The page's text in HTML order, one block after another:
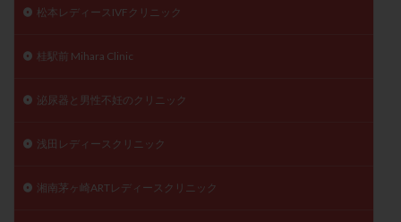
松本レディースIVFクリニック
桂駅前 Mihara Clinic
泌尿器と男性不妊のクリニック
浅田レディースクリニック
湘南茅ヶ崎ARTレディースクリニック